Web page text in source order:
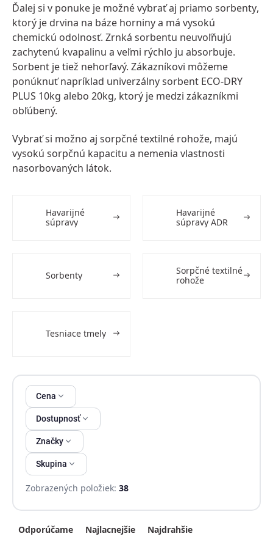
Ďalej si v ponuke je možné vybrať aj priamo sorbenty,
ktorý je drvina na báze horniny a má vysokú
chemickú odolnosť. Zrnká sorbentu neuvoľňujú
zachytenú kvapalinu a veľmi rýchlo ju absorbuje.
Sorbent je tiež nehorľavý. Zákazníkovi môžeme
ponúknuť napríklad univerzálny sorbent ECO-DRY
PLUS 10kg alebo 20kg, ktorý je medzi zákazníkmi
obľúbený.
Vybrať si možno aj sorpčné textilné rohože, majú
vysokú sorpčnú kapacitu a nemenia vlastnosti
nasorbovaných látok.
Havarijné
súpravy
Havarijné
súpravy ADR
Sorbenty
Sorpčné textilné
rohože
Tesniace tmely
Cena
Dostupnosť
Značky
Skupina
Zobrazených položiek: 38
Výpis produktov
Radenie produktov
Odporúčame Najlacnejšie Najdrahšie